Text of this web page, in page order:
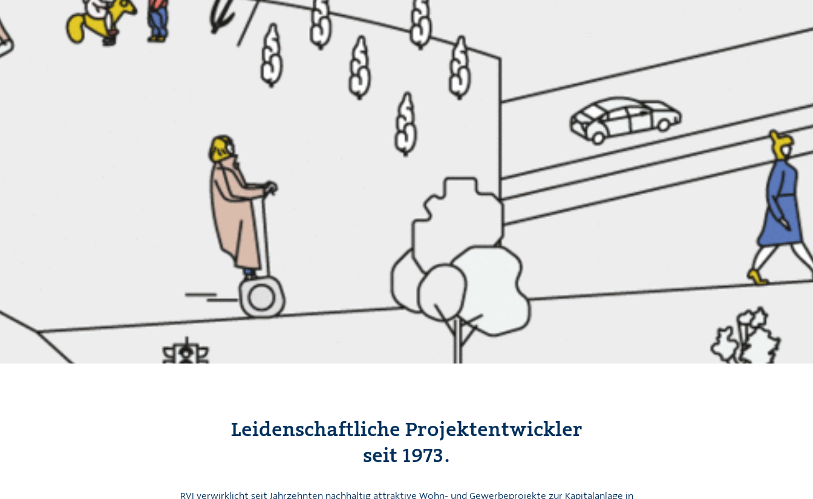
Leidenschaftliche Projektentwickler
seit 1973.
RVI verwirklicht seit Jahrzehnten nachhaltig attraktive Wohn- und Gewerbeprojekte zur Kapitalanlage in